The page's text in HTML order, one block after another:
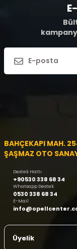
BAHÇEKAPI MAH.
ŞAŞMAZ OTO
Destek Hattı
+90530 338 68 34
Whatsapp Destek
0530 338 68 34
E-Mail
Üyelik